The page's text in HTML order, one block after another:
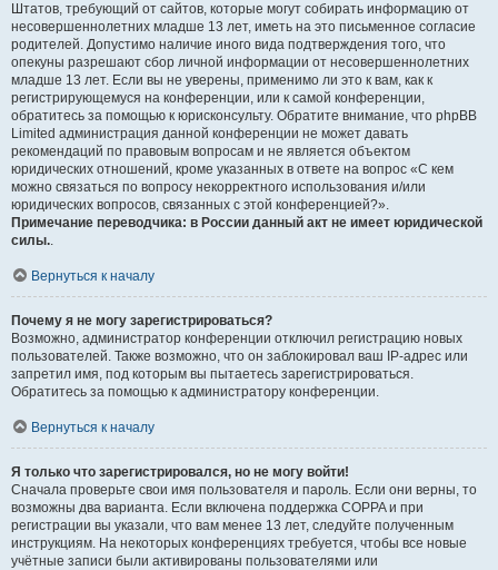
Штатов, требующий от сайтов, которые могут собирать информацию от
несовершеннолетних младше 13 лет, иметь на это письменное согласие
родителей. Допустимо наличие иного вида подтверждения того, что
опекуны разрешают сбор личной информации от несовершеннолетних
младше 13 лет. Если вы не уверены, применимо ли это к вам, как к
регистрирующемуся на конференции, или к самой конференции,
обратитесь за помощью к юрисконсульту. Обратите внимание, что phpBB
Limited администрация данной конференции не может давать
рекомендаций по правовым вопросам и не является объектом
юридических отношений, кроме указанных в ответе на вопрос «С кем
можно связаться по вопросу некорректного использования и/или
юридических вопросов, связанных с этой конференцией?».
Примечание переводчика: в России данный акт не имеет юридической
силы..
Вернуться к началу
Почему я не могу зарегистрироваться?
Возможно, администратор конференции отключил регистрацию новых
пользователей. Также возможно, что он заблокировал ваш IP-адрес или
запретил имя, под которым вы пытаетесь зарегистрироваться.
Обратитесь за помощью к администратору конференции.
Вернуться к началу
Я только что зарегистрировался, но не могу войти!
Сначала проверьте свои имя пользователя и пароль. Если они верны, то
возможны два варианта. Если включена поддержка COPPA и при
регистрации вы указали, что вам менее 13 лет, следуйте полученным
инструкциям. На некоторых конференциях требуется, чтобы все новые
учётные записи были активированы пользователями или